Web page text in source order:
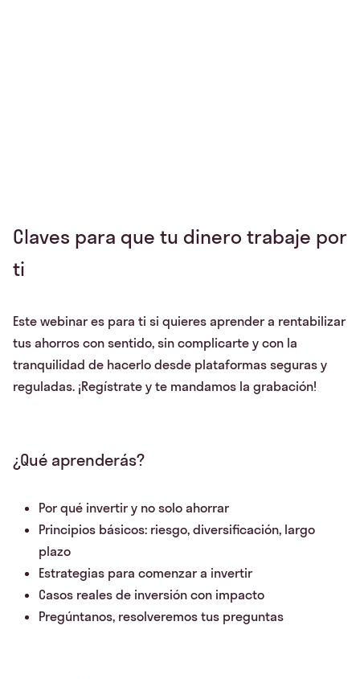
Claves para que tu dinero trabaje por
ti
Este webinar es para ti si quieres aprender a rentabilizar
tus ahorros con sentido, sin complicarte y con la
tranquilidad de hacerlo desde plataformas seguras y
reguladas. ¡Regístrate y te mandamos la grabación!
¿Qué aprenderás?
Por qué invertir y no solo ahorrar
Principios básicos: riesgo, diversificación, largo
plazo
Estrategias para comenzar a invertir
Casos reales de inversión con impacto
Pregúntanos, resolveremos tus preguntas